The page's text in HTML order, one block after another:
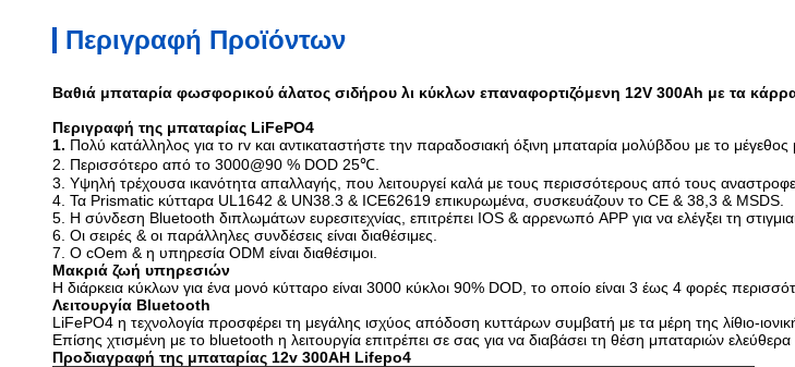
Περιγραφή Προϊόντων
Βαθιά μπαταρία φωσφορικού άλατος σιδήρου λι κύκλων επαναφορτιζόμενη 12V 300Ah με τα
Περιγραφή της μπαταρίας LiFePO4
1. Πολύ κατάλληλος για το rv και αντικαταστήστε την παραδοσιακή όξινη μπαταρία μολύβδου με το
2. Περισσότερο από το 3000@90 % DOD 25℃.
3. Υψηλή τρέχουσα ικανότητα απαλλαγής, που λειτουργεί καλά με τους περισσότερους από τους
4. Τα Prismatic κύτταρα UL1642 & UN38.3 & ICE62619 επικυρωμένα, συσκευάζουν το CE & 38,3 & MSDS.
5. Η σύνδεση Bluetooth διπλωμάτων ευρεσιτεχνίας, επιτρέπει IOS & αρρενωπό APP για να ελέγξει τη
6. Οι σειρές & οι παράλληλες συνδέσεις είναι διαθέσιμες.
7. Ο cOem & η υπηρεσία ODM είναι διαθέσιμοι.
Μακριά ζωή υπηρεσιών
Η διάρκεια κύκλων για ένα μονό κύτταρο είναι 3000 κύκλοι 90% DOD, το οποίο είναι 3 έως 4 φορές
Λειτουργία Bluetooth
LiFePO4 η τεχνολογία προσφέρει τη μεγάλης ισχύος απόδοση κυττάρων συμβατή με τα μέρη της λίθιο-
Επίσης χτισμένη με το bluetooth η λειτουργία επιτρέπει σε σας για να διαβάσει τη θέση μπαταριών
Προδιαγραφή της μπαταρίας 12v 300AH Lifepo4